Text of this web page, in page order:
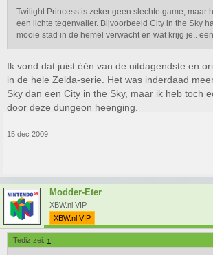
Twilight Princess is zeker geen slechte game, maar
een lichte tegenvaller. Bijvoorbeeld City in the Sky
mooie stad in de hemel verwacht en wat krijg je..
Ik vond dat juist één van de uitdagendste en
in de hele Zelda-serie. Het was inderdaad
Sky dan een City in the Sky, maar ik heb toch
door deze dungeon heenging.
15 dec 2009
Modder-Eter
XBW.nl VIP
XBW.nl VIP
Tediz zei: ↑